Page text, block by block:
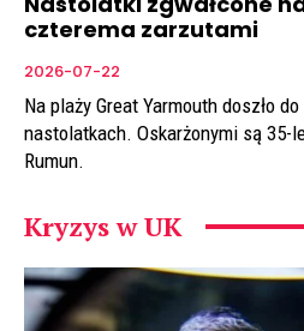
czterema zarzutami
2026-07-22
Na plaży Great Yarmouth doszło
nastolatkach. Oskarżonymi są 35-
Rumun.
Kryzys w UK